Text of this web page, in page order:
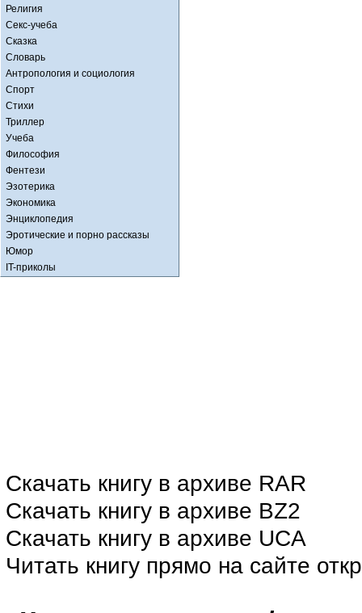
Религия
Секс-учеба
Сказка
Словарь
Антропология и социология
Спорт
Стихи
Триллер
Учеба
Философия
Фентези
Эзотерика
Экономика
Энциклопедия
Эротические и порно рассказы
Юмор
IT-приколы
Скачать книгу в архиве RAR
Скачать книгу в архиве BZ2
Скачать книгу в архиве UCA
Читать книгу прямо на сайте